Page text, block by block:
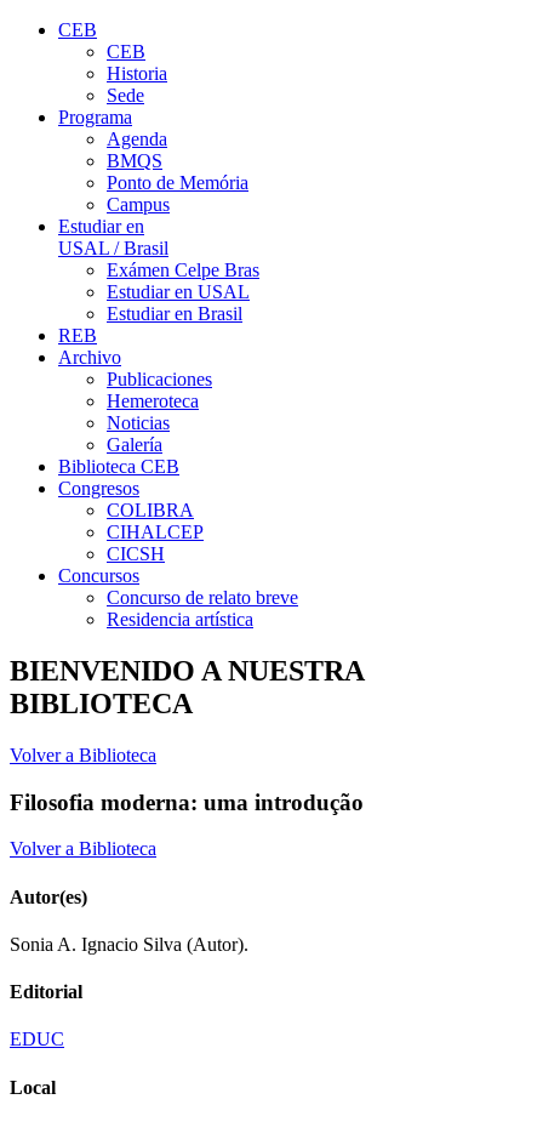
CEB
CEB
Historia
Sede
Programa
Agenda
BMQS
Ponto de Memória
Campus
Estudiar en
USAL / Brasil
Exámen Celpe Bras
Estudiar en USAL
Estudiar en Brasil
REB
Archivo
Publicaciones
Hemeroteca
Noticias
Galería
Biblioteca CEB
Congresos
COLIBRA
CIHALCEP
CICSH
Concursos
Concurso de relato breve
Residencia artística
BIENVENIDO A NUESTRA
BIBLIOTECA
Volver a Biblioteca
Filosofia moderna: uma introdução
Volver a Biblioteca
Autor(es)
Sonia A. Ignacio Silva (Autor).
Editorial
EDUC
Local